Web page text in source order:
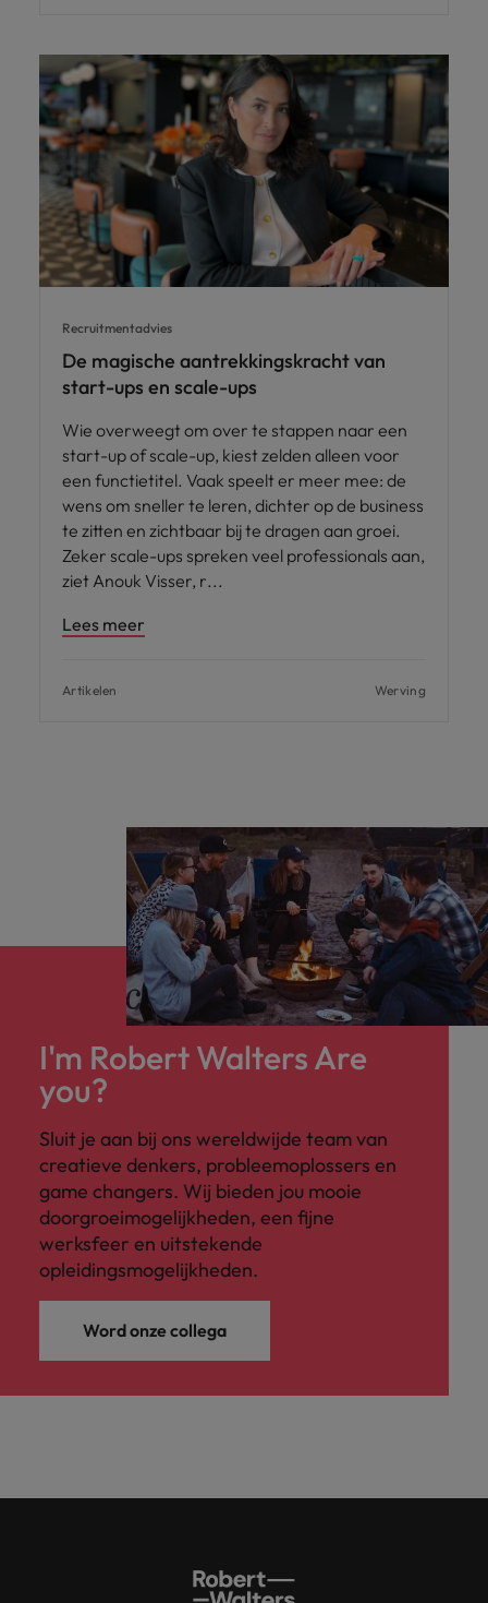
Recruitmentadvies
De magische aantrekkingskracht van
start-ups en scale-ups
Wie overweegt om over te stappen naar een
start-up of scale-up, kiest zelden alleen voor
een functietitel. Vaak speelt er meer mee: de
wens om sneller te leren, dichter op de business
te zitten en zichtbaar bij te dragen aan groei.
Zeker scale-ups spreken veel professionals aan,
ziet Anouk Visser, r
Lees meer
Artikelen Werving
I'm Robert Walters Are
you?
Sluit je aan bij ons wereldwijde team van
creatieve denkers, probleemoplossers en
game changers. Wij bieden jou mooie
doorgroeimogelijkheden, een fijne
werksfeer en uitstekende
opleidingsmogelijkheden.
Word onze collega